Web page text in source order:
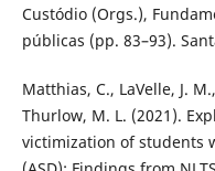
Custódio (Orgs.),
públicas (pp. 83–93).
Matthias, C., LaVelle, J.
Thurlow, M. L. (2021).
victimization of students